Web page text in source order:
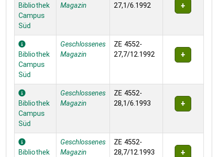
Bibliothek
Campus
Süd
Magazin
27,1/6.1992
Bibliothek
Campus
Süd
Geschlossenes
Magazin
ZE 4552-
27,7/12.1992
Bibliothek
Campus
Süd
Geschlossenes
Magazin
ZE 4552-
28,1/6.1993
Bibliothek
Geschlossenes
Magazin
ZE 4552-
28,7/12.1993